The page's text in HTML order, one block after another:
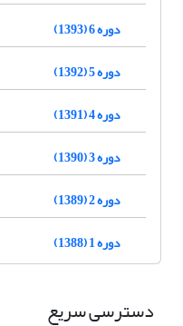
دوره 6 (1393)
دوره 5 (1392)
دوره 4 (1391)
دوره 3 (1390)
دوره 2 (1389)
دوره 1 (1388)
دسترسی سریع